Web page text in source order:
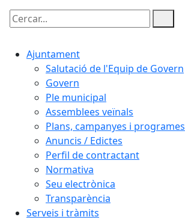
Cercar:
Ajuntament
Salutació de l'Equip de Govern
Govern
Ple municipal
Assemblees veïnals
Plans, campanyes i programes
Anuncis / Edictes
Perfil de contractant
Normativa
Seu electrònica
Transparència
Serveis i tràmits